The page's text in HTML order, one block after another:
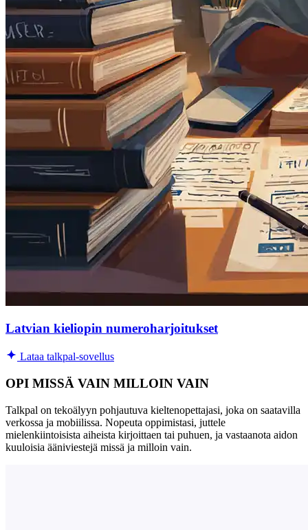
Latvian kieliopin numeroharjoitukset
Lataa talkpal-sovellus
OPI MISSÄ VAIN MILLOIN VAIN
Talkpal on tekoälyyn pohjautuva kieltenopettajasi, joka on saatavilla
verkossa ja mobiilissa. Nopeuta oppimistasi, juttele
mielenkiintoisista aiheista kirjoittaen tai puhuen, ja vastaanota aidon
kuuloisia ääniviestejä missä ja milloin vain.